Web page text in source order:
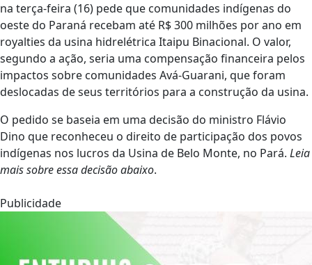
na terça-feira (16) pede que comunidades indígenas do
oeste do Paraná recebam até R$ 300 milhões por ano em
royalties da usina hidrelétrica Itaipu Binacional. O valor,
segundo a ação, seria uma compensação financeira pelos
impactos sobre comunidades Avá-Guarani, que foram
deslocadas de seus territórios para a construção da usina.
O pedido se baseia em uma decisão do ministro Flávio
Dino que reconheceu o direito de participação dos povos
indígenas nos lucros da Usina de Belo Monte, no Pará. Leia
mais sobre essa decisão abaixo.
Publicidade